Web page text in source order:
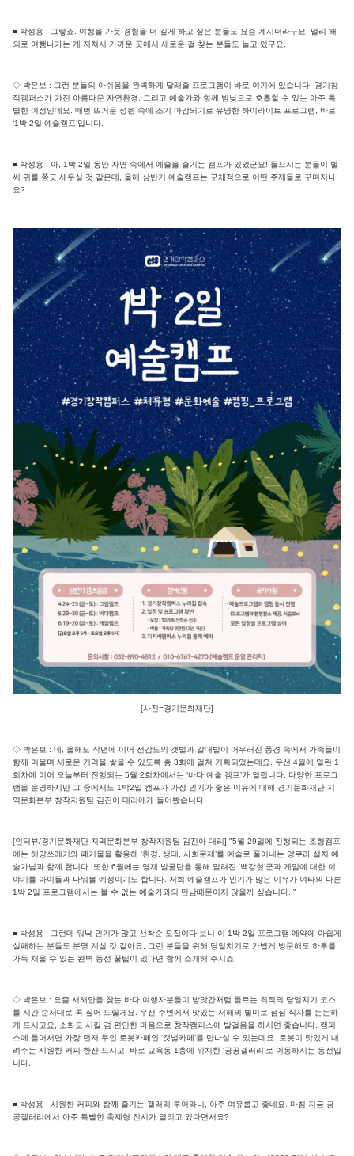
■ 박성용 : 그렇죠. 여행을 가듯 경험을 더 깊게 하고 싶은 분들도 요즘 계시더라구요. 멀리 해
외로 여행나가는 게 지쳐서 가까운 곳에서 새로운 걸 찾는 분들도 늘고 있구요.
◇ 박은보 : 그런 분들의 아쉬움을 완벽하게 달래줄 프로그램이 바로 여기에 있습니다. 경기창
작캠퍼스가 가진 아름다운 자연환경, 그리고 예술가와 함께 밤낮으로 호흡할 수 있는 아주 특
별한 여정인데요. 매번 뜨거운 성원 속에 조기 마감되기로 유명한 하이라이트 프로그램, 바로
‘1박 2일 예술캠프’입니다.
■ 박성용 : 아, 1박 2일 동안 자연 속에서 예술을 즐기는 캠프가 있었군요! 들으시는 분들이 벌
써 귀를 쫑긋 세우실 것 같은데, 올해 상반기 예술캠프는 구체적으로 어떤 주제들로 꾸며지나
요?
[사진=경기문화재단]
◇ 박은보 : 네, 올해도 작년에 이어 선감도의 갯벌과 갈대밭이 어우러진 풍경 속에서 가족들이
함께 머물며 새로운 기억을 쌓을 수 있도록 총 3회에 걸쳐 기획되었는데요. 우선 4월에 열린 1
회차에 이어 오늘부터 진행되는 5월 2회차에서는 ‘바다 예술 캠프’가 열립니다. 다양한 프로그
램을 운영하지만 그 중에서도 1박2일 캠프가 가장 인기가 좋은 이유에 대해 경기문화재단 지
역문화본부 창작지원팀 김진아 대리에게 들어봤습니다.
[인터뷰/경기문화재단 지역문화본부 창작지원팀 김진아 대리] "5월 29일에 진행되는 조형캠프
에는 해양쓰레기와 폐기물을 활용해 ‘환경, 생태, 사회문제’를 예술로 풀어내는 양쿠라 설치 예
술가님과 함께 합니다. 또한 6월에는 영재 발굴단을 통해 알려진 ‘백강현’군과 게임에 대한 이
야기를 아이들과 나눠볼 예정이기도 합니다. 저희 예술캠프가 인기가 많은 이유가 여타의 다른
1박 2일 프로그램에서는 볼 수 없는 예술가와의 만남때문이지 않을까 싶습니다. "
■ 박성용 : 그런데 워낙 인기가 많고 선착순 모집이다 보니 이 1박 2일 프로그램 예약에 아쉽게
실패하는 분들도 분명 계실 것 같아요. 그런 분들을 위해 당일치기로 가볍게 방문해도 하루를
가득 채울 수 있는 완벽 동선 꿀팁이 있다면 함께 소개해 주시죠.
◇ 박은보 : 요즘 서해안을 찾는 바다 여행자분들이 방앗간처럼 들르는 최적의 당일치기 코스
를 시간 순서대로 콕 짚어 드릴게요. 우선 주변에서 맛있는 서해의 별미로 점심 식사를 든든하
게 드시고요, 소화도 시킬 겸 편안한 마음으로 창작캠퍼스에 발걸음을 하시면 좋습니다. 캠퍼
스에 들어서면 가장 먼저 무인 로봇카페인 ‘갯벌카페’를 만나실 수 있는데요. 로봇이 맛있게 내
려주는 시원한 커피 한잔 드시고, 바로 교육동 1층에 위치한 ‘공공갤러리’로 이동하시는 동선입
니다.
■ 박성용 : 시원한 커피와 함께 즐기는 갤러리 투어라니, 아주 여유롭고 좋네요. 마침 지금 공
공갤러리에서 아주 특별한 축제형 전시가 열리고 있다면서요?